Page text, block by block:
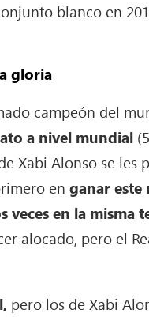
blanco en
gloria
campeón del
a nivel mundial
Xabi Alonso se les
en ganar
veces en la misma
alocado, pero el
pero los de Xabi